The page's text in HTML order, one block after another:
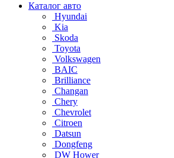
Каталог авто
Hyundai
Kia
Skoda
Toyota
Volkswagen
BAIC
Brilliance
Changan
Chery
Chevrolet
Citroen
Datsun
Dongfeng
DW Hower